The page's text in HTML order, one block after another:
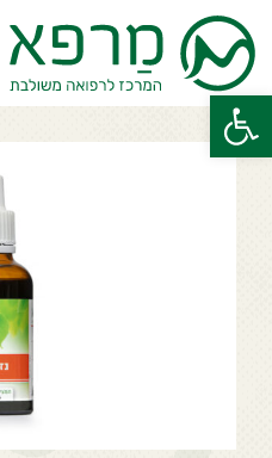
פתח סרגל נגישות